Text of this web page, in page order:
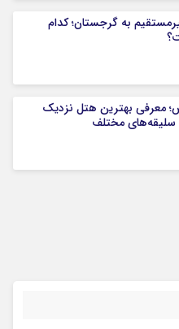
به گرجستان؛ کدام
معرفی بهترین هتل نزدیک
سلیقه‌های مختلف